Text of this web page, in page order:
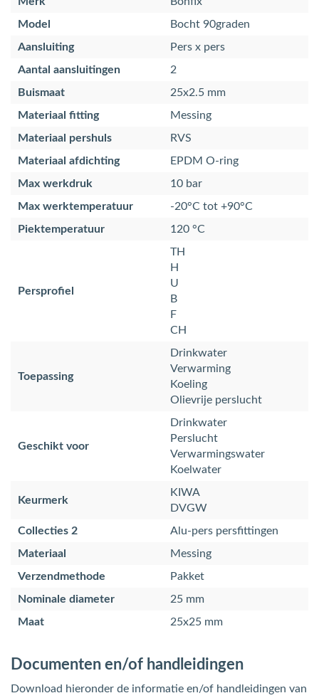
Model
Bocht 90graden
Aansluiting
Pers x pers
Aantal aansluitingen
2
Buismaat
25x2.5 mm
Materiaal fitting
Messing
Materiaal pershuls
RVS
Materiaal afdichting
EPDM O-ring
Max werkdruk
10 bar
Max werktemperatuur
-20°C tot +90°C
Piektemperatuur
120 °C
Persprofiel
TH
H
U
B
F
CH
Toepassing
Drinkwater
Verwarming
Koeling
Olievrije perslucht
Geschikt voor
Drinkwater
Perslucht
Verwarmingswater
Koelwater
Keurmerk
KIWA
DVGW
Collecties 2
Alu-pers persfittingen
Materiaal
Messing
Verzendmethode
Pakket
Nominale diameter
25 mm
Maat
25x25 mm
Documenten en/of handleidingen
Download hieronder de informatie en/of handleidingen van